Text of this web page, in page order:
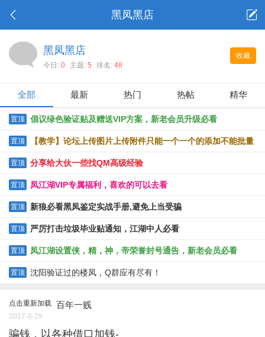
黑凤黑店
收藏
黑凤黑店
今日: 0 主题: 5 排名: 48
全部 最新 热门 热帖 精华
置顶 倡议绿色验证贴及赠送VIP方案，新老会员升级必看
置顶 【教学】论坛上传图片上传附件只能一个一个的添加不能批量
上传的解决办法
置顶 分享给大伙一些找QM高级经验
置顶 凤江湖VIP专属福利，喜欢的可以去看
置顶 新狼必看黑凤鉴定实战手册,避免上当受骗
置顶 严厉打击垃圾毕业贴通知，江湖中人必看
置顶 凤江湖设置侠，精，神，帝荣誉封号通告，新老会员必看
置顶 沈阳验证过的楼凤，Q群应有尽有！
点击重新加载 百年一贱
2017-8-29
骗钱，以各种借口加钱-